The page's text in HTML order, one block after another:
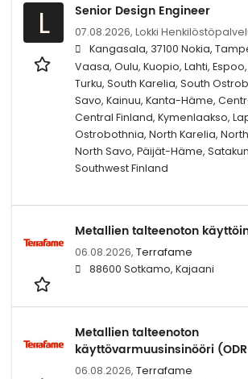
L Senior Design Engineer
07.08.2026, Lokki
Kangasala, 37100 Nokia,
Vaasa, Oulu, Kuopio, Lahti,
Turku, South Karelia, South
Savo, Kainuu, Kanta-Häme,
Central Finland, Kymenlaakso,
Ostrobothnia, North Karelia,
North Savo, Päijät-Häme,
Southwest Finland
Metallien talteenoton
06.08.2026, Terrafame
88600 Sotkamo, Kajaani
Metallien talteenoton
käyttövarmuusinsinööri
06.08.2026, Terrafame